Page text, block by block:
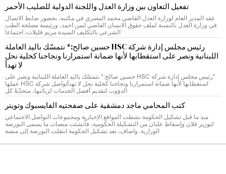
تفعيل التعاون بين وزارة العدل واللجنة الدولية للصليب الأحمر
عقد المدير العام لوزارة العدل القاضي محمد المصري في مكتبه، بحضور ضابط الاتصال
في وزارة العدل بالنسبة لملف حقوق الانسان القاضي ايمن احمد، ورئيسة مصلحة الطب
الشرعي بالتكليف السيدة مريم قليلات، اجتماعا
رئيس مجلس إدارة شركة HSC حسين صالح:* نتمسّك باليد العاملة
اللبنانية ونصر على استقطابها لأنها ضمانة استمرارنا ونجاحنا كخلية نحل
لا تهدأ
*رئيس مجلس إدارة شركة HSC حسين صالح:* نتمسّك باليد العاملة اللبنانية ونصر على
استقطابها لأنها ضمانة استمرارنا ونجاحنا كخلية نحل لا تهدأتواصل شركة HSC عملها
الدؤوب لتقديم أفضل الخدمات لزبائنها، متحدّيةً كل
كتب المحامي ماجد دمشقية على صفحتيه الفايسبوك وتويتر
منذ ما قبل تشكيل الحكومة نشطت المواقع الإخبارية ومجموعات التواصل الاجتماعي
لتوزير فلان وإسقاط علتان من التشكيلة الحكومية، فأنشئت منصات ما يسمى البورصة
الوزارية. واضاف، بعد تشكيل الحكومة انتقلت البورصة إلى منصة